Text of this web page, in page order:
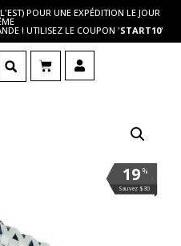
POUR UNE EXPÉDITION LE JOUR
! UTILISEZ LE COUPON 'START10'
%
.
19
Sauvez $30